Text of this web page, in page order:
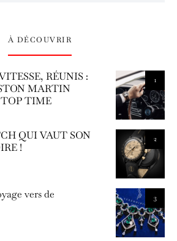
À DÉCOUVRIR
1
RÉUNIS :
MARTIN
TIME
2
QUI VAUT SON
!
3
vers de